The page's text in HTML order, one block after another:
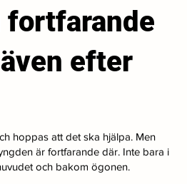
fortfarande
efter
hoppas att det ska hjälpa. Men
är fortfarande där. Inte bara i
och bakom ögonen.